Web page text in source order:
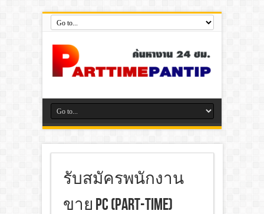
รับสมัครพนักงาน
ขาย PC (PART-TIME)